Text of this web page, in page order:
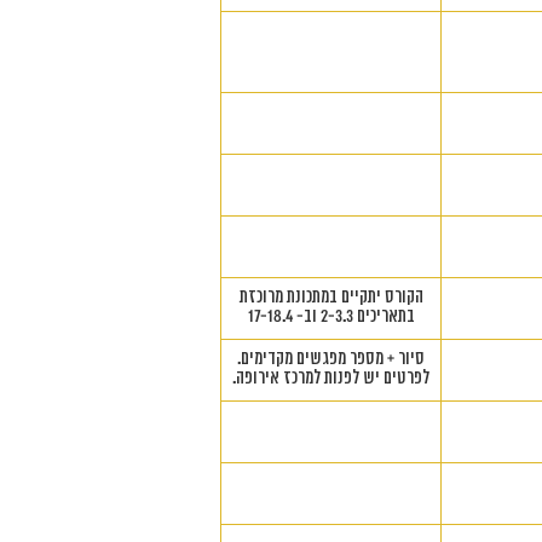
הקורס יתקיים במתכונת מרוכזת
בתאריכים 2-3.3 וב- 17-18.4
סיור + מספר מפגשים מקדימים.
לפרטים יש לפנות למרכז אירופה.